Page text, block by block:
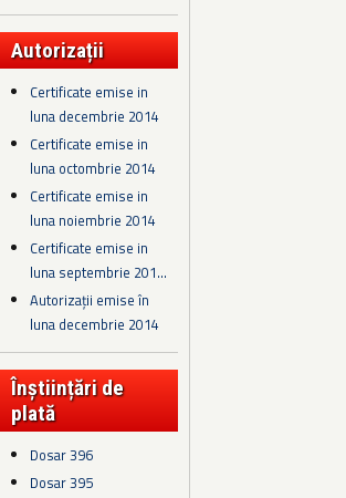
Autorizații
Certificate emise in
luna decembrie 2014
Certificate emise in
luna octombrie 2014
Certificate emise in
luna noiembrie 2014
Certificate emise in
luna septembrie 201...
Autorizații emise în
luna decembrie 2014
Înștiințări de
plată
Dosar 396
Dosar 395